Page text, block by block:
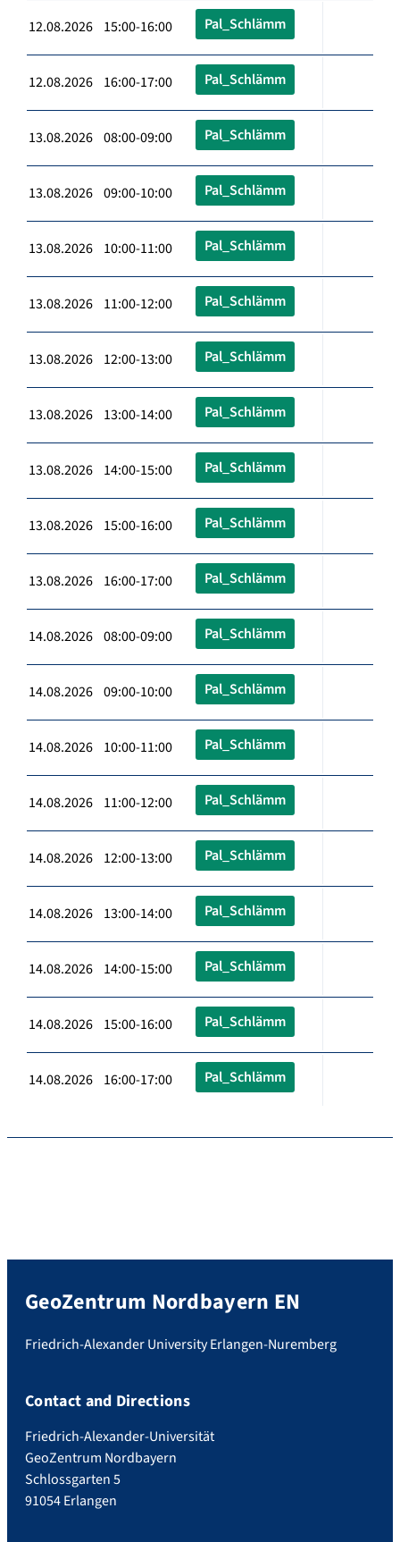
12.08.2026 15:00-16:00 Pal_Schlämm
12.08.2026 16:00-17:00 Pal_Schlämm
13.08.2026 08:00-09:00 Pal_Schlämm
13.08.2026 09:00-10:00 Pal_Schlämm
13.08.2026 10:00-11:00 Pal_Schlämm
13.08.2026 11:00-12:00 Pal_Schlämm
13.08.2026 12:00-13:00 Pal_Schlämm
13.08.2026 13:00-14:00 Pal_Schlämm
13.08.2026 14:00-15:00 Pal_Schlämm
13.08.2026 15:00-16:00 Pal_Schlämm
13.08.2026 16:00-17:00 Pal_Schlämm
14.08.2026 08:00-09:00 Pal_Schlämm
14.08.2026 09:00-10:00 Pal_Schlämm
14.08.2026 10:00-11:00 Pal_Schlämm
14.08.2026 11:00-12:00 Pal_Schlämm
14.08.2026 12:00-13:00 Pal_Schlämm
14.08.2026 13:00-14:00 Pal_Schlämm
14.08.2026 14:00-15:00 Pal_Schlämm
14.08.2026 15:00-16:00 Pal_Schlämm
14.08.2026 16:00-17:00 Pal_Schlämm
GeoZentrum Nordbayern EN
Friedrich-Alexander University Erlangen-Nuremberg
Contact and Directions
Friedrich-Alexander-Universität
GeoZentrum Nordbayern
Schlossgarten 5
91054 Erlangen